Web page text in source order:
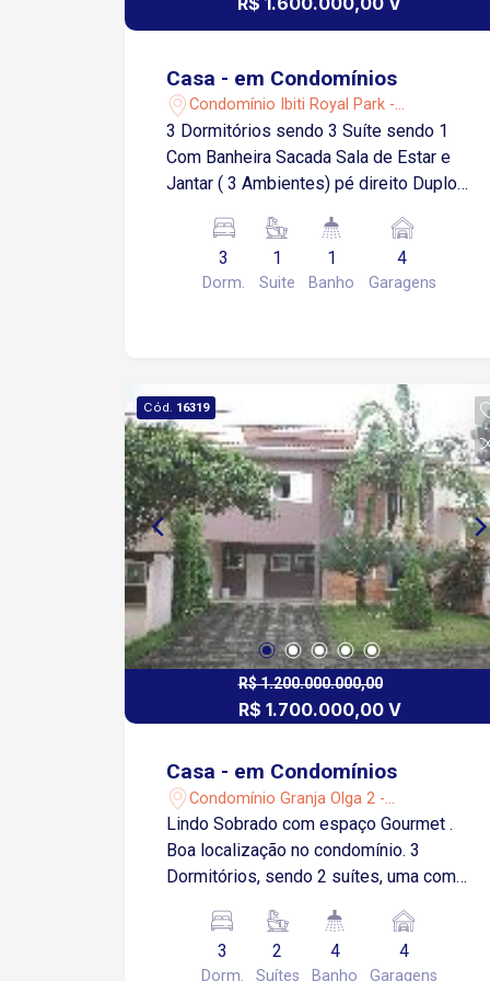
Casa - em Condomínios
Condomínio Ibiti Royal Park -
Sorocaba/SP
3 Dormitórios sendo 3 Suíte sendo 1
Com Banheira Sacada Sala de Estar e
Jantar ( 3 Ambientes) pé direito Duplo
Lavabo Área de Serviço com Dispensa
4 Vagas sendo 2 Cobertas Área
Gourmet com Churrasqueira e Piscina
3
Dorm.
1
Suite
1
Banho
4
Garagens
Cód. 16319
R$ 1.200.000.000,00
R$ 1.700.000,00 V
Casa - em Condomínios
Condomínio Granja Olga 2 -
Sorocaba/SP
Lindo Sobrado com espaço Gourmet .
Boa localização no condomínio. 3
Dormitórios, sendo 2 suítes, uma com
todos com armários e aquecedor, Piso
frio); Sala 2 ambientes toda em
3
Dorm.
2
Suítes
4
Banho
4
Garagens